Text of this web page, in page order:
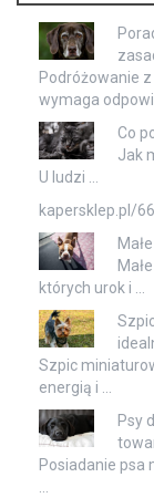
Podróżowanie
wymaga
Co
Jak
U ludzi …
kapersklep.pl/
których urok i …
Szpic
energią i …
Psy
Posiadanie psa
…